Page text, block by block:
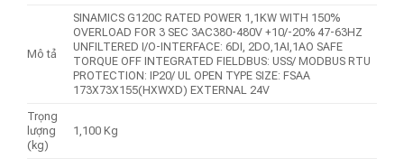
Mô tả
SINAMICS G120C RATED POWER 1,1KW WITH 150%
OVERLOAD FOR 3 SEC 3AC380-480V +10/-20% 47-63HZ
UNFILTERED I/O-INTERFACE: 6DI, 2DO,1AI,1AO SAFE
TORQUE OFF INTEGRATED FIELDBUS: USS/ MODBUS RTU
PROTECTION: IP20/ UL OPEN TYPE SIZE: FSAA
173X73X155(HXWXD) EXTERNAL 24V
Trọng
lượng
(kg)
1,100 Kg